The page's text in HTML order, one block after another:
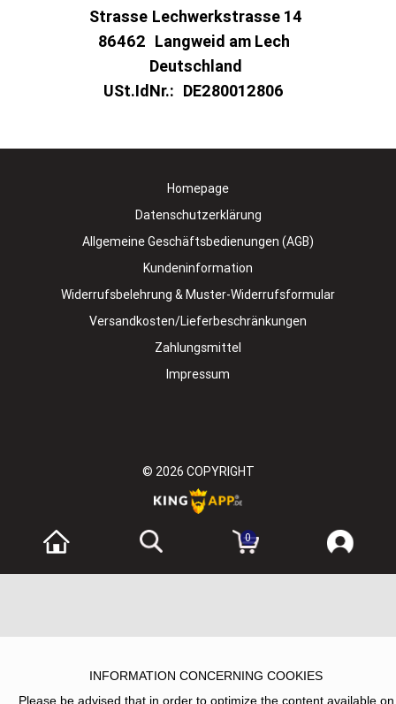
Strasse Lechwerkstrasse 14
86462 Langweid am Lech
Deutschland
USt.IdNr.: DE280012806
Homepage
Datenschutzerklärung
Allgemeine Geschäftsbedienungen (AGB)
Kundeninformation
Widerrufsbelehrung & Muster-Widerrufsformular
Versandkosten/Lieferbeschränkungen
Zahlungsmittel
Impressum
© 2026 COPYRIGHT
0
INFORMATION CONCERNING COOKIES
Please be advised that in order to optimize the content available on